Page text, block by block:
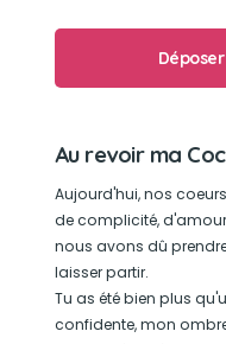
Au revoir ma
Aujourd'hui, nos
de complicité,
nous avons dû
laisser partir.
Tu as été bien plus
confidente, mon